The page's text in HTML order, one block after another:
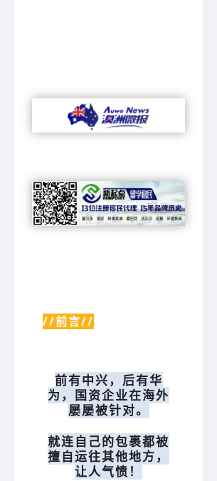
//前言//
前有中兴，后有华
为，国资企业在海外
屡屡被针对。
就连自己的包裹都被
擅自运往其他地方，
让人气愤！